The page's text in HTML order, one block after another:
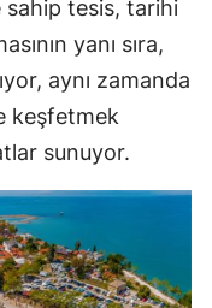
tesis, tarihi
yanı sıra,
aynı zamanda
keşfetmek
sunuyor.